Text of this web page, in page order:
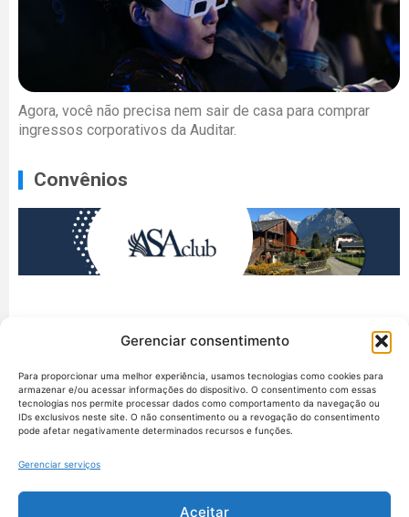
Gerenciar consentimento
Para proporcionar uma melhor experiência, usamos tecnologias como cookies para
armazenar e/ou acessar informações do dispositivo. O consentimento com essas
tecnologias nos permite processar dados como comportamento da navegação ou
IDs exclusivos neste site. O não consentimento ou a revogação do consentimento
pode afetar negativamente determinados recursos e funções.
Gerenciar serviços
Aceitar
Agora, você não precisa nem sair de casa para comprar
ingressos corporativos da Auditar.
Convênios